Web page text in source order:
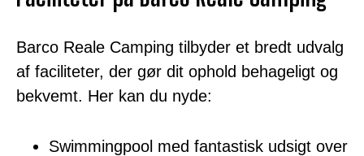
Barco Reale Camping tilbyder et bredt udvalg
af faciliteter, der gør dit ophold behageligt og
bekvemt. Her kan du nyde:
Swimmingpool med fantastisk udsigt over